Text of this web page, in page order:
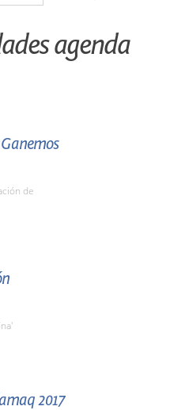
agenda
de
2017